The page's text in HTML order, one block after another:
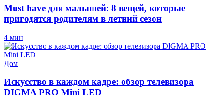
Must have для малышей: 8 вещей, которые
пригодятся родителям в летний сезон
4 мин
Дом
Искусство в каждом кадре: обзор телевизора
DIGMA PRO Mini LED